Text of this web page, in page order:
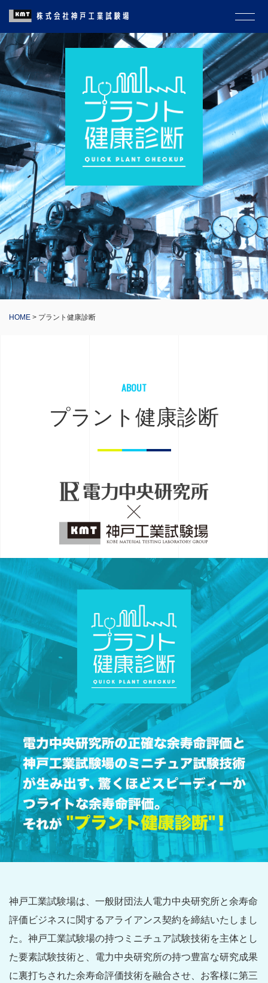
HOME > プラント健康診断
ABOUT
プラント健康診断
神戸工業試験場は、一般財団法人電力中央研究所と余寿命
評価ビジネスに関するアライアンス契約を締結いたしまし
た。神戸工業試験場の持つミニチュア試験技術を主体とし
た要素試験技術と、電力中央研究所の持つ豊富な研究成果
に裏打ちされた余寿命評価技術を融合させ、お客様に第三